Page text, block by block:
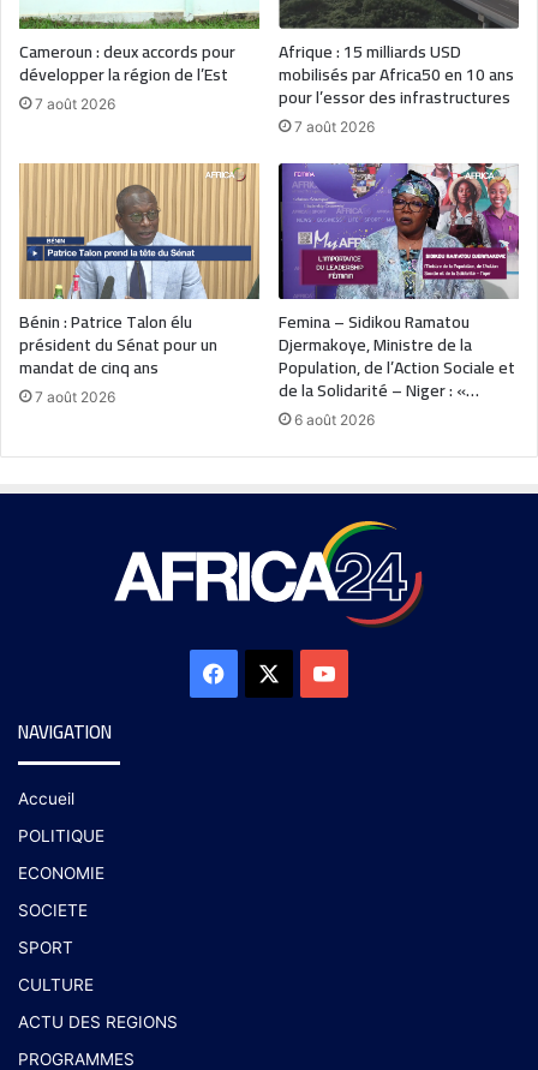
Cameroun : deux accords pour
développer la région de l’Est
7 août 2026
Afrique : 15 milliards USD
mobilisés par Africa50 en 10 ans
pour l’essor des infrastructures
7 août 2026
Bénin : Patrice Talon élu
président du Sénat pour un
mandat de cinq ans
7 août 2026
Femina – Sidikou Ramatou
Djermakoye, Ministre de la
Population, de l’Action Sociale et
de la Solidarité – Niger : «…
6 août 2026
NAVIGATION
Accueil
POLITIQUE
ECONOMIE
SOCIETE
SPORT
CULTURE
ACTU DES REGIONS
PROGRAMMES